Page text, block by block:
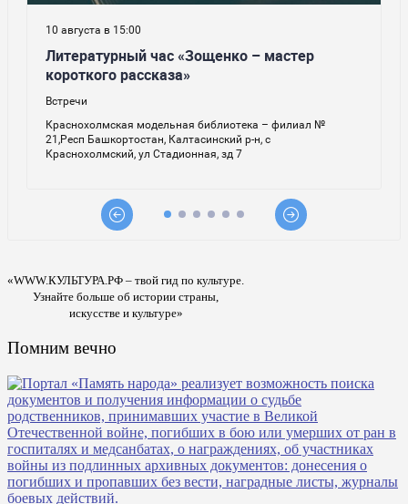
«WWW.КУЛЬТУРА.РФ – твой гид по культуре.
Узнайте больше об истории страны,
искусстве и культуре»
Помним вечно